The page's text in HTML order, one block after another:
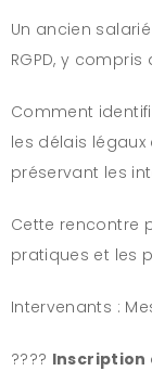
Un ancien
RGPD, y
Comment
les délais
préservant les
Cette rencontre
pratiques et les
Intervenants :
???? Inscription